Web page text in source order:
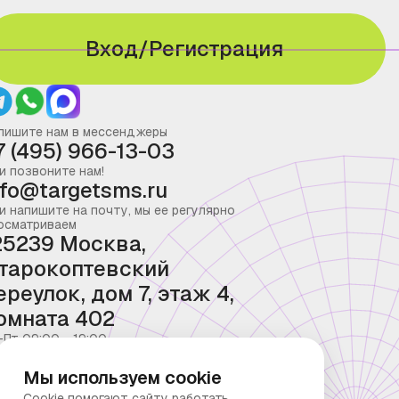
Вход/Регистрация
нам в мессенджеры
(495) 966-13-03
позвоните нам!
напишите на почту, мы ее регулярно
Москва,
дом 7, этаж 4,
402
09:00 - 19:00
Мы используем cookie